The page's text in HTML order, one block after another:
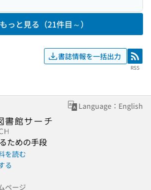
もっと見る（21件目～）
書誌情報を一括出力 RSS
RSS
Language：English
ための手段
を読む
る
ページ